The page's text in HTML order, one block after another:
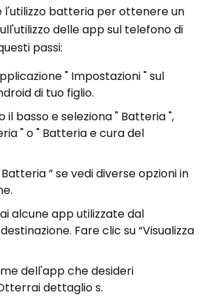
l'utilizzo batteria per ottenere un
delle app sul telefono di
passi:
" Impostazioni " sul
di tuo figlio.
il basso e seleziona " Batteria ",
" o " Batteria e cura del
Batteria ” se vedi diverse opzioni in
alcune app utilizzate dal
Fare clic su “Visualizza
dell'app che desideri
dettaglio s.